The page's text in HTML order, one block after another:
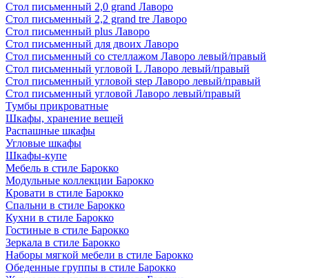
Стол письменный 2,0 grand Лаворо
Стол письменный 2,2 grand tre Лаворо
Стол письменный plus Лаворо
Стол письменный для двоих Лаворо
Стол письменный со стеллажом Лаворо левый/правый
Стол письменный угловой L Лаворо левый/правый
Стол письменный угловой step Лаворо левый/правый
Стол письменный угловой Лаворо левый/правый
Тумбы прикроватные
Шкафы, хранение вещей
Распашные шкафы
Угловые шкафы
Шкафы-купе
Мебель в стиле Барокко
Модульные коллекции Барокко
Кровати в стиле Барокко
Спальни в стиле Барокко
Кухни в стиле Барокко
Гостиные в стиле Барокко
Зеркала в стиле Барокко
Наборы мягкой мебели в стиле Барокко
Обеденные группы в стиле Барокко